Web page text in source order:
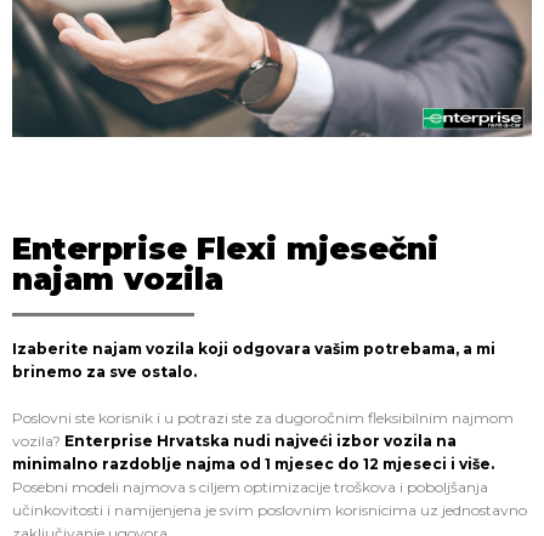
Enterprise Flexi mjesečni
najam vozila
Izaberite najam vozila koji odgovara vašim potrebama, a mi
brinemo za sve ostalo.
Poslovni ste korisnik i u potrazi ste za dugoročnim fleksibilnim najmom
vozila? Enterprise Hrvatska nudi najveći izbor vozila na
minimalno razdoblje najma od 1 mjesec do 12 mjeseci i više.
Posebni modeli najmova s ciljem optimizacije troškova i poboljšanja
učinkovitosti i namijenjena je svim poslovnim korisnicima uz jednostavno